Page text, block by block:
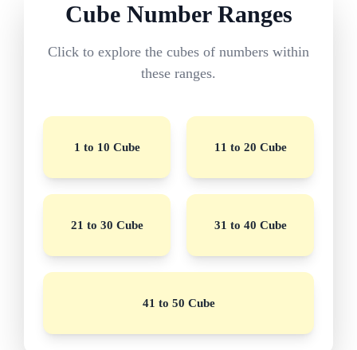
Cube Number Ranges
Click to explore the cubes of numbers within
these ranges.
1 to 10 Cube 11 to 20 Cube
21 to 30 Cube 31 to 40 Cube
41 to 50 Cube